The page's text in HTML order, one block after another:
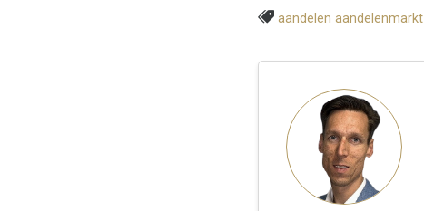
aandelen aandelenmarkt